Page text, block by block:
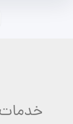
خدمات